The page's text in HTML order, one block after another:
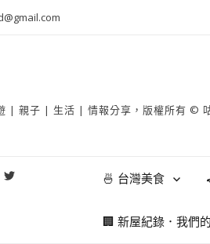
| 親子 | 生活 | 情報分享，版權所有 © 咕
🍜 台灣美食
🏢 新屋紀錄．我們